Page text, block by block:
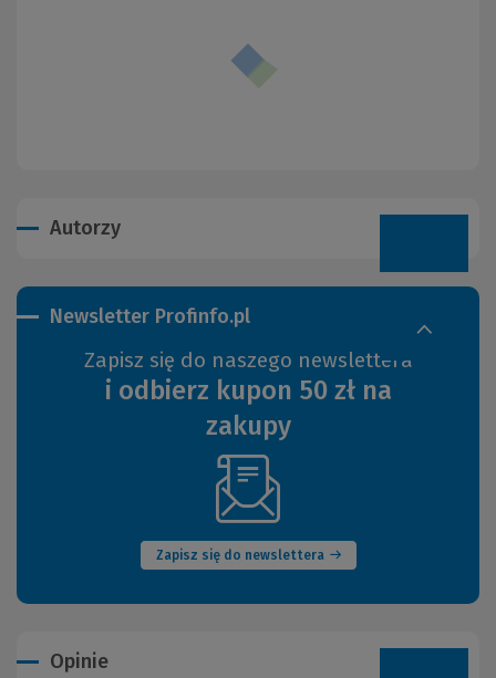
Autorzy
Newsletter Profinfo.pl
Zapisz się do naszego newslettera
i odbierz kupon 50 zł na
zakupy
Zapisz się do newslettera
(Nowe
okno)
Opinie